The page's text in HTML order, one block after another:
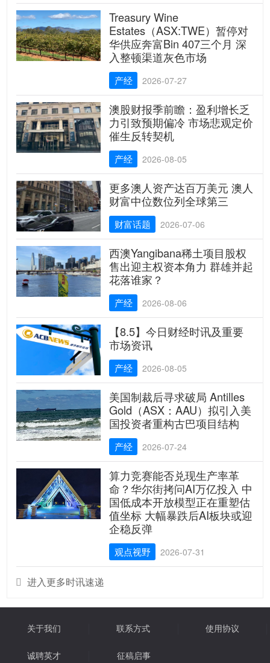
Treasury Wine
Estates（ASX:TWE）暂停对
华供应奔富Bin 407三个月 深
入整顿渠道灰色市场
产经 2026-07-27
澳股财报季前瞻：盈利增长乏
力引致预期偏冷 市场悲观定价
催生反转契机
产经 2026-08-05
更多澳人资产达百万美元 澳人
财富中位数位列全球第三
财富话题 2026-07-06
西澳Yangibana稀土项目股权
售出迎主权资本角力 群雄并起
花落谁家？
产经 2026-08-06
【8.5】今日财经时讯及重要
市场资讯
产经 2026-08-05
美国制裁后寻求破局 Antilles
Gold（ASX：AAU）拟引入美
国投资者重构古巴项目结构
产经 2026-07-24
算力竞赛能否兑现生产率革
命？华尔街拷问AI万亿投入 中
国低成本开放模型正在重塑估
值坐标 大幅暴跌后AI板块或迎
企稳反弹
观点视野 2026-07-31
 进入更多时讯速递
关于我们 联系方式 使用协议
诚聘英才 征稿启事